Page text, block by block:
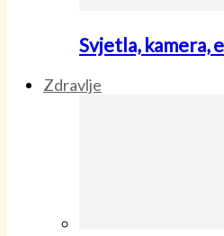
Svjetla, kamera,
Zdravlje